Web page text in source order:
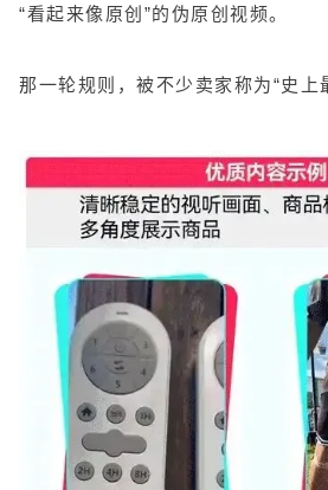
“看起来像原创”的伪原创视频。
那一轮规则，被不少卖家称为“史上